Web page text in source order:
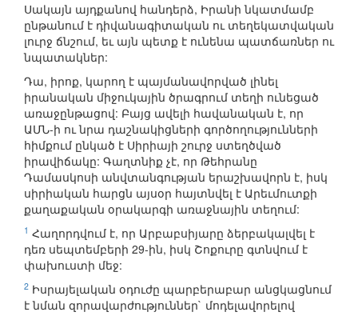
Սակայն այդքանով հանդերձ, Իրանի նկատմամբ
ընթանում է դիվանագիտական ու տեղեկատվական
լուրջ ճնշում, եւ այն պետք է ունենա պատճառներ ու
նպատակներ:
Դա, իրոք, կարող է պայմանավորված լինել
իրանական միջուկային ծրագրում տեղի ունեցած
առաջընթացով: Բայց ավելի հավանական է, որ
ԱՄՆ-ի ու նրա դաշնակիցների գործողությունների
հիմքում ընկած է Սիրիայի շուրջ ստեղծված
իրավիճակը: Գաղտնիք չէ, որ Թեհրանը
Դամասկոսի անվտանգության երաշխավորն է, իսկ
սիրիական հարցն այսօր հայտնվել է Արեւմուտքի
քաղաքական օրակարգի առաջնային տեղում:
1 Հաղորդվում է, որ Արբաբսիյարը ձերբակալվել է
դեռ սեպտեմբերի 29-ին, իսկ Շոքուրը գտնվում է
փախուստի մեջ:
2 Իսրայելական օդուժը պարբերաբար անցկացնում
է նման զորավարժություններ` մոդելավորելով